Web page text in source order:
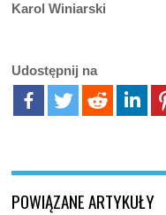
Karol Winiarski
Udostępnij na
POWIĄZANE ARTYKUŁY